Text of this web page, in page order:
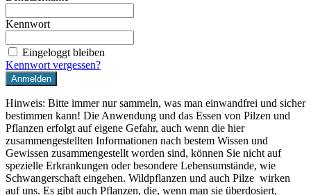
Kennwort
Eingeloggt bleiben
Kennwort vergessen?
Hinweis: Bitte immer nur sammeln, was man einwandfrei und sicher
bestimmen kann! Die Anwendung und das Essen von Pilzen und
Pflanzen erfolgt auf eigene Gefahr, auch wenn die hier
zusammengestellten Informationen nach bestem Wissen und
Gewissen zusammengestellt worden sind, können Sie nicht auf
spezielle Erkrankungen oder besondere Lebensumstände, wie
Schwangerschaft eingehen. Wildpflanzen und auch Pilze wirken
auf uns. Es gibt auch Pflanzen, die, wenn man sie überdosiert,